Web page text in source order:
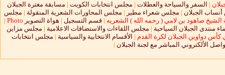
| السفر والسياحة والعطلات | مجلس انتخابات الكويت | مسابقة مغترة الجبلان
الجبلان | مجلس شعراء مطير | مجلس المحاورات الشعرية المنقولة | مجلس
الشيخ صاهود بن لامي ( رحمه الله ) الشعريه | قسم التسجيل | هواة التصوير Photo
|
منتدى الجبلان السياحية | مجلس اللقاءات والاستضافات الاعلامية | مجلس مزاين
كأس دواوين الجبلان لكرة القدم | الأقسام الانتخابية والسياسية | مجلس انتخابات
الألكتروني المباشر مع لجنة الجبلان |